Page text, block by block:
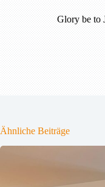
Glory be to
Ähnliche Beiträge